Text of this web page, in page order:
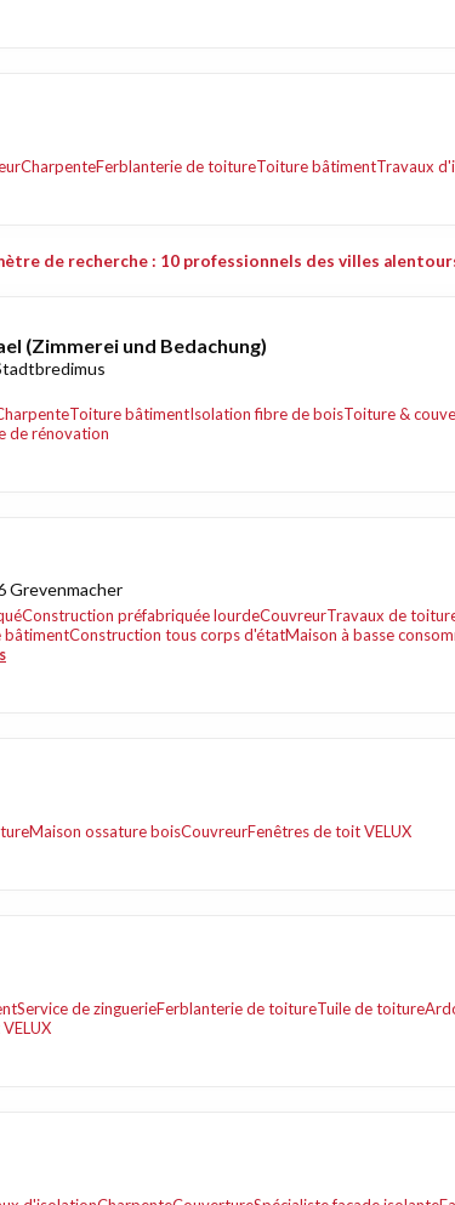
CharpenteFerblanterie de toitureToiture bâtimentTravaux
de recherche : 10 professionnels des villes
(Zimmerei und Bedachung)
Toiture bâtimentIsolation fibre de boisToiture &
de rénovation
Grevenmacher
Construction préfabriquée lourdeCouvreurTravaux de
bâtimentConstruction tous corps d'étatMaison à basse
Maison ossature boisCouvreurFenêtres de toit VELUX
Service de zinguerieFerblanterie de toitureTuile de toiture